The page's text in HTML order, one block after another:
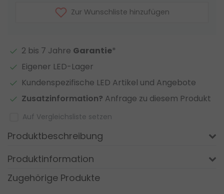
Zur Wunschliste hinzufügen
2 bis 7 Jahre Garantie*
Eigener LED-Lager
Kundenspezifische LED Artikel und Angebote
Zusatzinformation? Anfrage zu diesem Produkt
Auf Vergleichsliste setzen
Produktbeschreibung
Produktinformation
Zugehörige Produkte